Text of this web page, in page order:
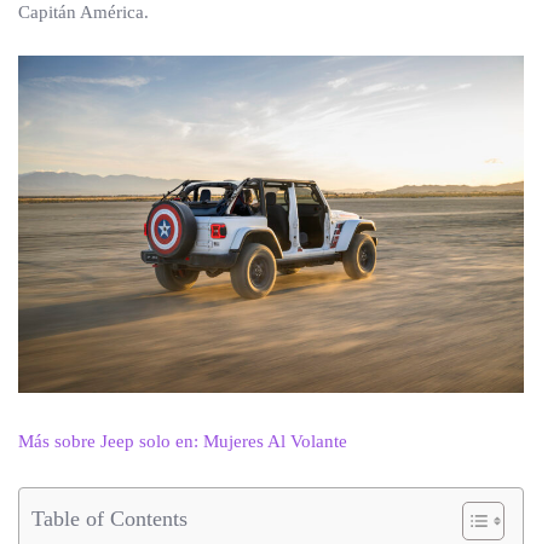
Capitán América.
Más sobre Jeep solo en: Mujeres Al Volante
Table of Contents